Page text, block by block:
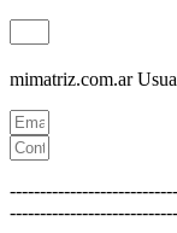
mimatriz.com.ar